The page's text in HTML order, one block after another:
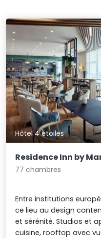
Hôtel 4 étoiles
Residence Inn by
77 chambres
Entre institutions
ce lieu au design
et sérénité. Studios et
cuisine, rooftop avec